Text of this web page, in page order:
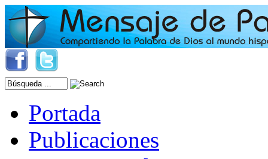
Portada
Publicaciones